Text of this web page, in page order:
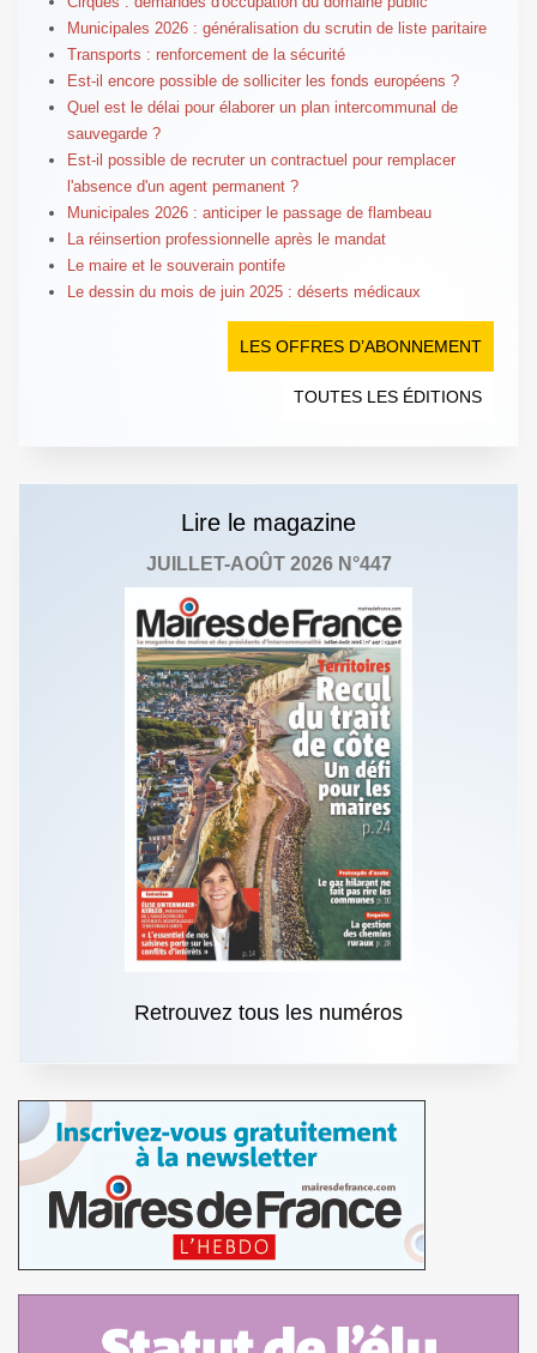
Municipales 2026 : généralisation du scrutin de liste paritaire
Transports : renforcement de la sécurité
Est-il encore possible de solliciter les fonds européens ?
Quel est le délai pour élaborer un plan intercommunal de
sauvegarde ?
Est-il possible de recruter un contractuel pour remplacer
l'absence d'un agent permanent ?
Municipales 2026 : anticiper le passage de flambeau
La réinsertion professionnelle après le mandat
Le maire et le souverain pontife
Le dessin du mois de juin 2025 : déserts médicaux
LES OFFRES D’ABONNEMENT
TOUTES LES ÉDITIONS
Lire le magazine
JUILLET-AOÛT 2026 N°447
Retrouvez tous les numéros